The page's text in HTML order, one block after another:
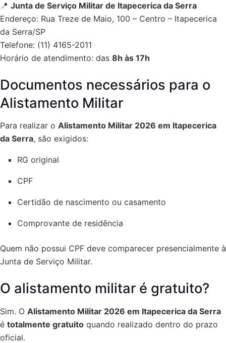
📍 Junta de Serviço Militar de Itapecerica da Serra
Endereço: Rua Treze de Maio, 100 – Centro – Itapecerica
da Serra/SP
Telefone: (11) 4165-2011
Horário de atendimento: das 8h às 17h
Documentos necessários para o
Alistamento Militar
Para realizar o Alistamento Militar 2026 em Itapecerica
da Serra, são exigidos:
RG original
CPF
Certidão de nascimento ou casamento
Comprovante de residência
Quem não possui CPF deve comparecer presencialmente à
Junta de Serviço Militar.
O alistamento militar é gratuito?
Sim. O Alistamento Militar 2026 em Itapecerica da Serra
é totalmente gratuito quando realizado dentro do prazo
oficial.